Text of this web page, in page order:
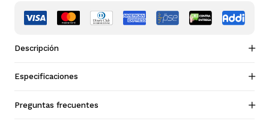
Descripción
Especificaciones
Preguntas frecuentes